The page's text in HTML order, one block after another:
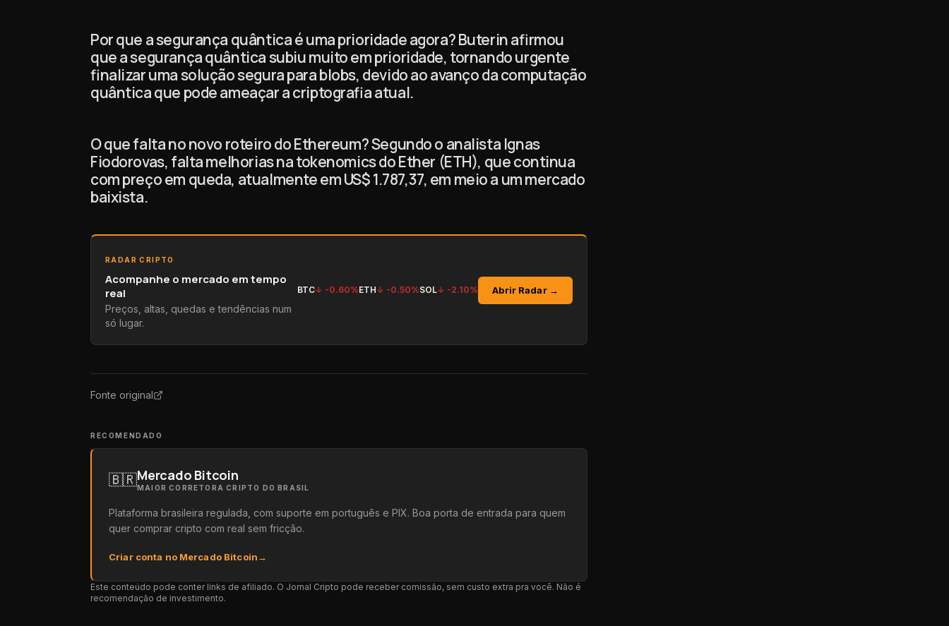
Por que a segurança quântica é uma prioridade agora? Buterin afirmou
que a segurança quântica subiu muito em prioridade, tornando urgente
finalizar uma solução segura para blobs, devido ao avanço da computação
quântica que pode ameaçar a criptografia atual.
O que falta no novo roteiro do Ethereum? Segundo o analista Ignas
Fiodorovas, falta melhorias na tokenomics do Ether (ETH), que continua
com preço em queda, atualmente em US$ 1.787,37, em meio a um mercado
baixista.
RADAR CRIPTO
Acompanhe o mercado em tempo
real
Preços, altas, quedas e tendências num
só lugar.
BTC↓ -0.60%ETH↓ -0.50%SOL↓ -2.10% Abrir Radar →
Fonte original
RECOMENDADO
🇧🇷Mercado Bitcoin
MAIOR CORRETORA CRIPTO DO BRASIL
Plataforma brasileira regulada, com suporte em português e PIX. Boa porta de entrada para quem
quer comprar cripto com real sem fricção.
Criar conta no Mercado Bitcoin→
Este conteúdo pode conter links de afiliado. O Jornal Cripto pode receber comissão, sem custo extra pra você. Não é
recomendação de investimento.